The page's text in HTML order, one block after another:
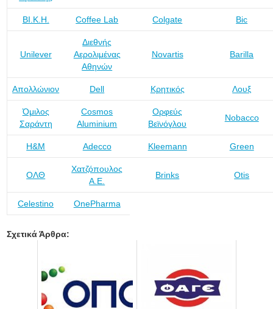
ΒΙ.Κ.Η. Coffee Lab Colgate Bic
Unilever
Διεθνής
Αερολιμένας
Αθηνών
Novartis Barilla
Απολλώνιον Dell Κρητικός Λουξ
Όμιλος
Σαράντη
Cosmos
Aluminium
Ορφεύς
Βεϊνόγλου
Nobacco
H&M Adecco Kleemann Green
ΟΛΘ
Χατζόπουλος
Α.Ε.
Brinks Otis
Celestino OnePharma
Σχετικά Άρθρα: